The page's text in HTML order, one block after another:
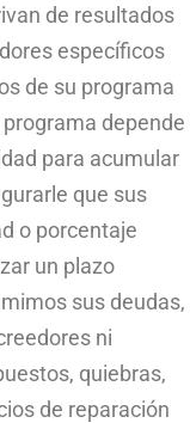
de resultados
específicos
de su programa
depende
para acumular
que sus
o porcentaje
un plazo
sus deudas,
ni
quiebras,
de reparación